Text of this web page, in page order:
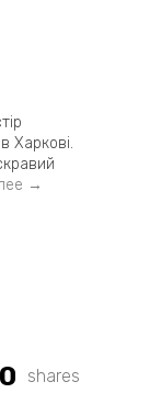
Харкові.
→
0 shares